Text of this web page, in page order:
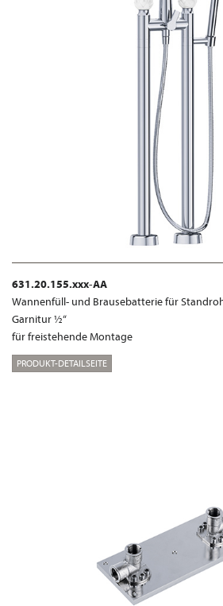
631.20.155.xxx-AA
Wannenfüll- und Brausebatterie für
Garnitur ½“
für freistehende Montage
PRODUKT-DETAILSEITE